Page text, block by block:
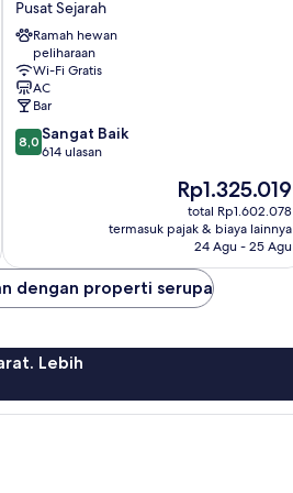
Pusat
Sejarah
Pusat Sejarah
Ramah hewan
peliharaan
Wi-Fi Gratis
AC
Bar
8.0
dari
8,0 Sangat Baik
614 ulasan
Harga
sekarang
Rp1.325.019
Rp1.325.019
total Rp1.602.078
termasuk pajak & biaya lainnya
24 Agu - 25 Agu
dengan properti serupa
Lebih